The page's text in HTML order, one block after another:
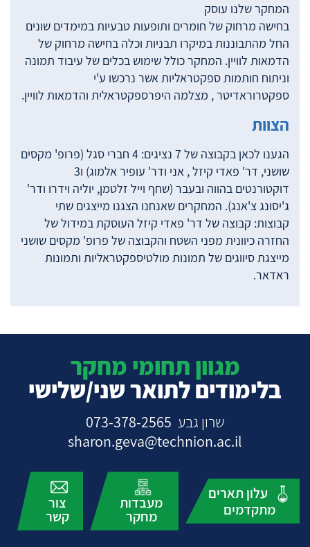
המחקר שלנו עוסק
בחישה מרחוק של חומרים ותופעות טבעיות במימדים שונים
החל מהתבוננות במיקרו תבניות וכלה בחישה מרחוק של
הדמאות לוויין. המחקר כולל שימוש בכלים של עיבוד תמונה
וניתוח חותמות ספקטראליות אשר נרכשו ע'י
ספקטרוראדיטר , מצלמה היפרספקטראלית והדמאות לוויין.
הצוות
הגענו לכאן בקבוצה של 7 נציגים: 4 חברי סגל (פרופ' מקסים
שושני, דר' פאדי קיזל , אני ודר' עופיר אלמוג) ו3
דוקטורנטים בהווה ובעבר (שחף וייל זלטמן, יוליה וידרו ודר'
ג'יסונג צ'אנג). המחקרים שאנחנו הצגנו מייצגים שתי
קבוצות: קבוצה של דר' פאדי קיזל העוסקת במידול של
החזרה כיוונית מפני השטח והקבוצה של פרופ' מקסים שושני
מייצגת סיווגים של תמונות מולטיספקטראליות ותמונות
ראדאר.
מגוון תחומי מחקר
בלימודים לתואר שני/שלישי
שרון גבע 073-378-2565
sharon.geva@technion.ac.il
עלון תארים
מתקדמים
מעבדות
מחקר
צור
קשר